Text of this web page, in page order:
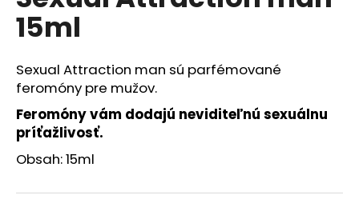
0,0
hviezdičiek.
15ml
Sexual Attraction man sú parfémované
feromóny pre mužov.
Feromóny vám dodajú neviditeľnú sexuálnu
príťažlivosť.
Obsah: 15ml
á
j
s
ť
?